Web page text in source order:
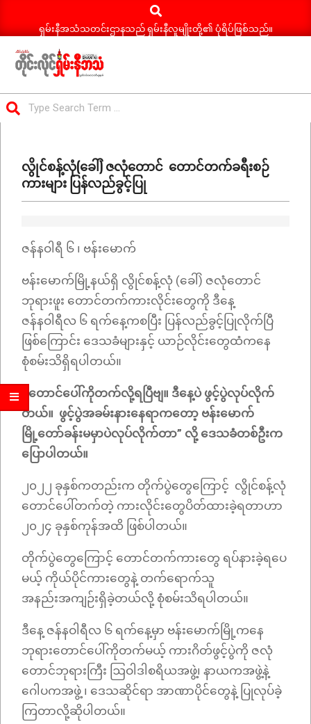
Search
ရှမ်းနီအသံသတင်းဌာနသည် ရှမ်းနီလူမျိုးတို့၏ ပုံရိပ်ဖြစ်သည်။
ရှမ်း
နီ
သတင်း
Menuလွိုင်စန့်လုံ(ခေါ်) ဇလုံတောင် တောင်တက်ခရီးစဉ်
ကားများ ပြန်လည်ခွင့်ပြု
ဇန်နဝါရီ ၆ ၊ ဗန်းမောက်
ဗန်းမောက်မြို့နယ်ရှိ လွိုင်စန့်လုံ (ခေါ်) ဇလုံတောင်
ဘုရားဖူး တောင်တက်ကားလိုင်းတွေကို ဒီနေ့
ဇန်နဝါရီလ ၆ ရက်နေ့ကစပြီး ပြန်လည်ခွင့်ပြုလိုက်ပြီ
ဖြစ်ကြောင်း ဒေသခံများနှင့် ယာဉ်လိုင်းတွေထံကနေ
စုံစမ်းသိရှိရပါတယ်။
တောင်ပေါ်ကိုတက်လို့ရပြီဗျ။ ဒီနေ့ပဲ ဖွင့်ပွဲလုပ်လိုက်
တယ်။ ဖွင့်ပွဲအခမ်းနားနေရာကတော့ ဗန်းမောက်
မြို့တော်ခန်းမမှာပဲလုပ်လိုက်တာ” လို့ ဒေသခံတစ်ဦးက
ပြောပါတယ်။
၂၀၂၂ ခုနှစ်ကတည်းက တိုက်ပွဲတွေကြောင့် လွိုင်စန့်လုံ
တောင်ပေါ်တက်တဲ့ ကားလိုင်းတွေပိတ်ထားခဲ့ရတာဟာ
၂၀၂၄ ခုနှစ်ကုန်အထိ ဖြစ်ပါတယ်။
တိုက်ပွဲတွေကြောင့် တောင်တက်ကားတွေ ရပ်နားခဲ့ရပေ
မယ့် ကိုယ်ပိုင်ကားတွေနဲ့ တက်ရောက်သူ
အနည်းအကျဉ်းရှိခဲ့တယ်လို့ စုံစမ်းသိရပါတယ်။
ဒီနေ့ ဇန်နဝါရီလ ၆ ရက်နေ့မှာ ဗန်းမောက်မြို့ကနေ
ဘုရားတောင်ပေါ်ကိုတက်မယ့် ကားဂိတ်ဖွင့်ပွဲကို ဇလုံ
တောင်ဘုရားကြီး ဩဝါဒါစရိယအဖွဲ့၊ နာယကအဖွဲ့နဲ့
ဂေါပကအဖွဲ့ ၊ ဒေသဆိုင်ရာ အာဏာပိုင်တွေနဲ့ ပြုလုပ်ခဲ့
ကြတာလို့ဆိုပါတယ်။